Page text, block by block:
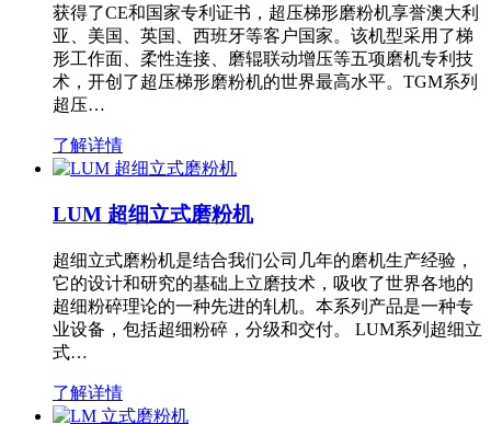
获得了CE和国家专利证书，超压梯形磨粉机享誉澳大利
亚、美国、英国、西班牙等客户国家。该机型采用了梯
形工作面、柔性连接、磨辊联动增压等五项磨机专利技
术，开创了超压梯形磨粉机的世界最高水平。TGM系列
超压…
了解详情
LUM 超细立式磨粉机
超细立式磨粉机是结合我们公司几年的磨机生产经验，
它的设计和研究的基础上立磨技术，吸收了世界各地的
超细粉碎理论的一种先进的轧机。本系列产品是一种专
业设备，包括超细粉碎，分级和交付。 LUM系列超细立
式…
了解详情